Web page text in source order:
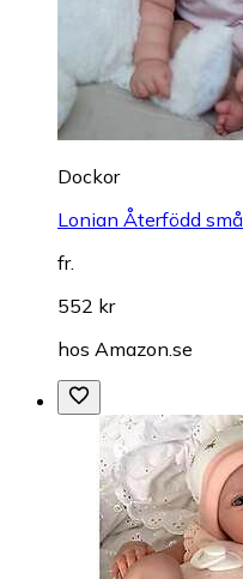
Dockor
Lonian Återfödd
fr.
552 kr
hos Amazon.se